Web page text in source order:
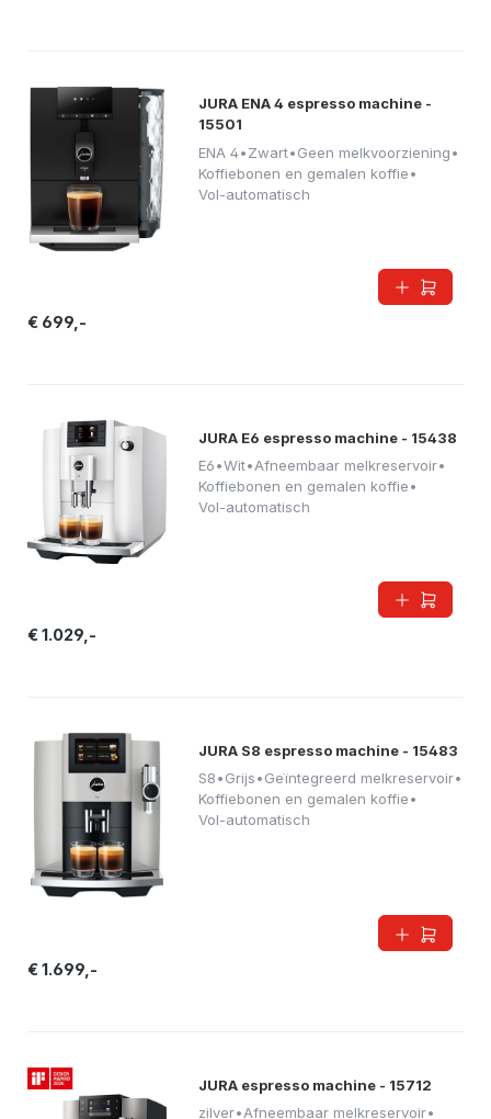
JURA ENA 4 espresso machine -
15501
ENA 4•Zwart•Geen melkvoorziening•
Koffiebonen en gemalen koffie•
Vol-automatisch
€ 699,-
JURA E6 espresso machine - 15438
E6•Wit•Afneembaar melkreservoir•
Koffiebonen en gemalen koffie•
Vol-automatisch
€ 1.029,-
JURA S8 espresso machine - 15483
S8•Grijs•Geïntegreerd melkreservoir•
Koffiebonen en gemalen koffie•
Vol-automatisch
€ 1.699,-
JURA espresso machine - 15712
zilver•Afneembaar melkreservoir•